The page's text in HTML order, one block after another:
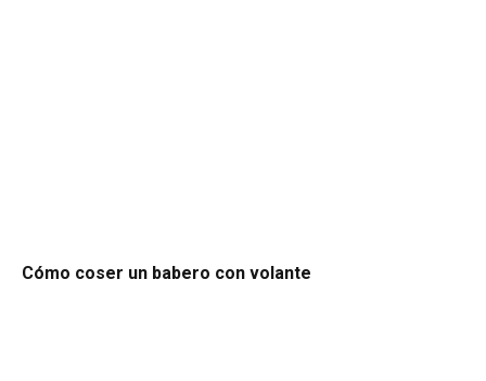
Cómo coser un babero con volante